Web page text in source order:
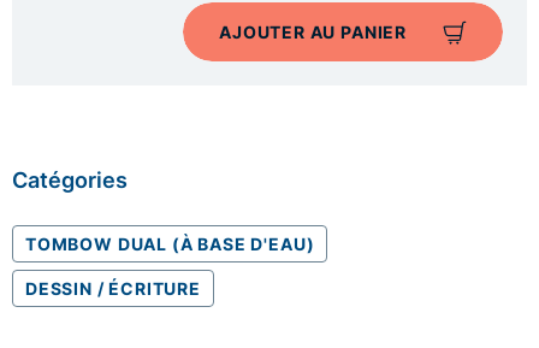
AJOUTER AU PANIER
Catégories
TOMBOW DUAL (À BASE D'EAU)
DESSIN / ÉCRITURE